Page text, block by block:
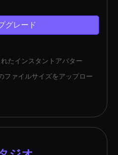
グレード
たインスタントアバター
ファイルサイズをアップロー